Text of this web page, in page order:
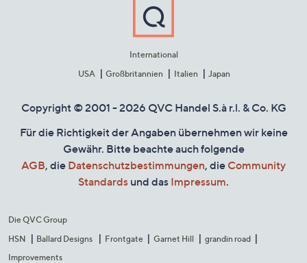
International
USA
Großbritannien Italien Japan
Copyright © 2001 - 2026 QVC Handel S.à r.l. & Co. KG
Für die Richtigkeit der Angaben übernehmen wir keine
Gewähr. Bitte beachte auch folgende
AGB, die Datenschutzbestimmungen, die Community
Standards und das Impressum.
Die QVC Group
HSN
Ballard Designs Frontgate Garnet Hill
grandin road
Improvements